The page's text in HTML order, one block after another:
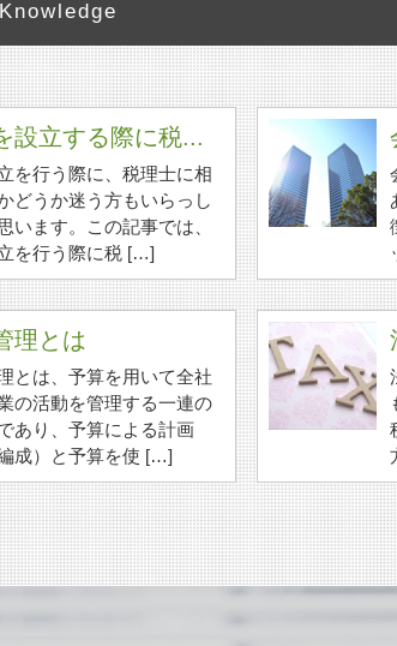
設立する際に税...
を行う際に、税理士に相
どうか迷う方もいらっし
います。この記事では、
を行う際に税 […]
理とは
とは、予算を用いて全社
の活動を管理する一連の
あり、予算による計画
編成）と予算を使 […]